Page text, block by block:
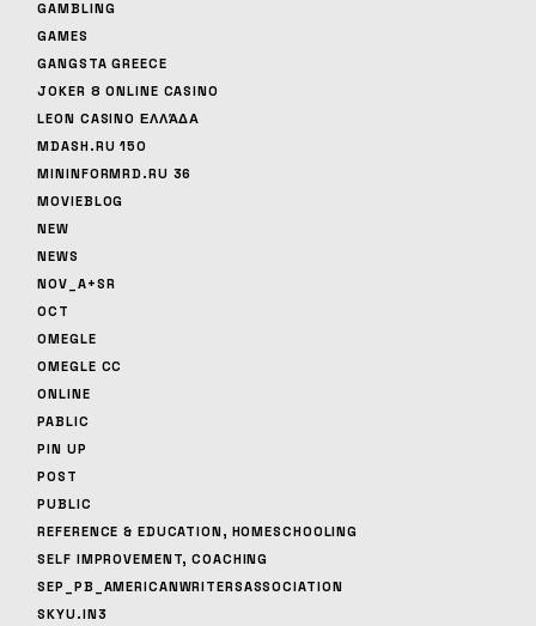
GAMBLING
GAMES
GANGSTA GREECE
JOKER 8 ONLINE CASINO
LEON CASINO ΕΛΛΆΔΑ
MDASH.RU 150
MININFORMRD.RU 36
MOVIEBLOG
NEW
NEWS
NOV_A+SR
OCT
OMEGLE
OMEGLE CC
ONLINE
PABLIC
PIN UP
POST
PUBLIC
REFERENCE & EDUCATION, HOMESCHOOLING
SELF IMPROVEMENT, COACHING
SEP_PB_AMERICANWRITERSASSOCIATION
SKYU.IN3